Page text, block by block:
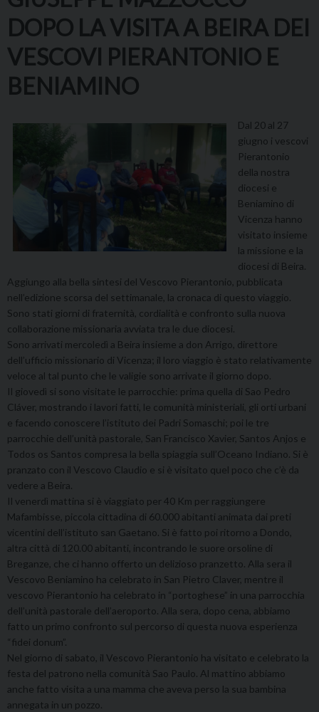
DOPO LA VISITA A BEIRA DEI
VESCOVI PIERANTONIO E
BENIAMINO
Dal 20 al 27
giugno i vescovi
Pierantonio
della nostra
diocesi e
Beniamino di
Vicenza hanno
visitato insieme
la missione e la
diocesi di Beira.
Aggiungo alla bella sintesi del Vescovo Pierantonio, pubblicata
nell’edizione scorsa del settimanale, la cronaca di questo viaggio.
Sono stati giorni di fraternità, cordialità e confronto sulla nuova
collaborazione missionaria avviata tra le due diocesi.
Sono arrivati mercoledì a Beira insieme a don Arrigo, direttore
dell’ufficio missionario di Vicenza; il loro viaggio è stato relativamente
veloce al tal punto che le valigie sono arrivate il giorno dopo.
Il giovedì si sono visitate le parrocchie: prima quella di Sao Pedro
Cláver, mostrando i lavori fatti, le comunità ministeriali, gli orti urbani
e facendo conoscere l’istituto dei Padri Somaschi; poi le tre
parrocchie dell’unità pastorale, San Francisco Xavier, Santos Anjos e
Todos os Santos compresa la bella spiaggia sull’Oceano Indiano. Si è
pranzato con il Vescovo Claudio e si è visitato quel poco che c’è da
vedere a Beira.
Il venerdì mattina si è viaggiato per 40 Km per raggiungere
Mafambisse, piccola cittadina di 60.000 abitanti animata dai preti
vicentini dell’istituto san Gaetano. Si è fatto poi ritorno a Dondo,
altra città di 120.00 abitanti, incontrando le suore orsoline di
Breganze, che ci hanno offerto un delizioso pranzetto. Alla sera il
Vescovo Beniamino ha celebrato in San Pietro Claver, mentre il
vescovo Pierantonio ha celebrato in “portoghese” in una parrocchia
dell’unità pastorale dell’aeroporto. Alla sera, dopo cena, abbiamo
fatto un primo confronto sul percorso di questa nuova esperienza
“fidei donum”.
Nel giorno di sabato, il Vescovo Pierantonio ha visitato e celebrato la
festa del patrono nella comunità Sao Paulo. Al mattino abbiamo
anche fatto visita a una mamma che aveva perso la sua bambina
annegata in un pozzo.